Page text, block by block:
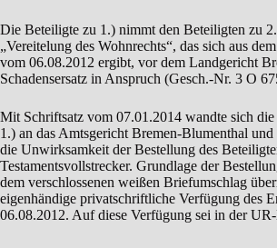
Die Beteiligte zu 1.) nimmt den Beteiligten zu
„Vereitelung des Wohnrechts“, das sich aus
vom 06.08.2012 ergibt, vor dem Landgericht
Schadensersatz in Anspruch (Gesch.-Nr. 3 O
Mit Schriftsatz vom 07.01.2014 wandte sich
1.) an das Amtsgericht Bremen-Blumenthal
die Unwirksamkeit der Bestellung des
Testamentsvollstrecker. Grundlage der
dem verschlossenen weißen Briefumschlag
eigenhändige privatschriftliche Verfügung des
06.08.2012. Auf diese Verfügung sei in der